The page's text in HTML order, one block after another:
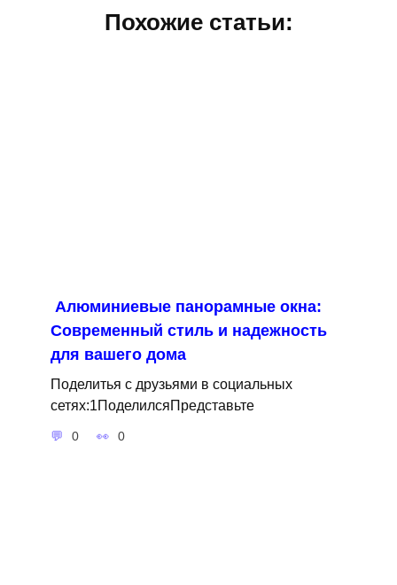
Похожие статьи:
Алюминиевые панорамные окна:
Современный стиль и надежность
для вашего дома
Поделитья с друзьями в социальных
сетях:1ПоделилсяПредставьте
0 0